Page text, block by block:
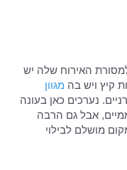
האירוח שלה יש
קיץ ויש בה מגוון
נערכים כאן בעונה
אבל גם הרבה
מושלם לבילוי